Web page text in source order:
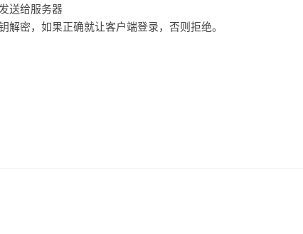
送给服务器
密，如果正确就让客户端登录，否则拒绝。